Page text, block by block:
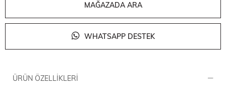
MAĞAZADA ARA
WHATSAPP DESTEK
ÜRÜN ÖZELLIKLERI